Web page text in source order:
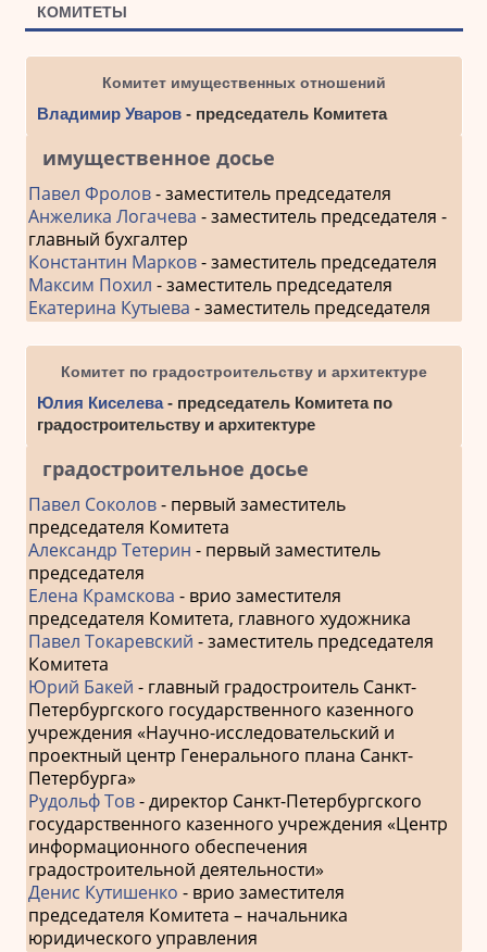
КОМИТЕТЫ
Комитет имущественных отношений
Владимир Уваров- председатель Комитета
имущественное досье
Павел Фролов- заместитель председателя
Анжелика Логачева - заместитель председателя -
главный бухгалтер
Константин Марков- заместитель председателя
Максим Похил - заместитель председателя
Екатерина Кутыева - заместитель председателя
Комитет по градостроительству и архитектуре
Юлия Киселева- председатель Комитета по
градостроительству и архитектуре
градостроительное досье
Павел Соколов- первый заместитель
председателя Комитета
Александр Тетерин - первый заместитель
председателя
Елена Крамскова - врио заместителя
председателя Комитета, главного художника
Павел Токаревский - заместитель председателя
Комитета
Юрий Бакей - главный градостроитель Санкт-
Петербургского государственного казенного
учреждения «Научно-исследовательский и
проектный центр Генерального плана Санкт-
Петербурга»
Рудольф Тов- директор Санкт-Петербургского
государственного казенного учреждения «Центр
информационного обеспечения
градостроительной деятельности»
Денис Кутишенко - врио заместителя
председателя Комитета – начальника
юридического управления